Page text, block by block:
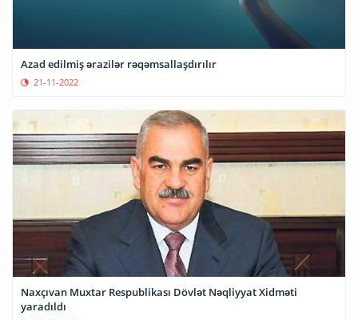
Azad edilmiş ərazilər rəqəmsallaşdırılır
21-11-2022
Naxçıvan Muxtar Respublikası Dövlət Nəqliyyat Xidməti
yaradıldı